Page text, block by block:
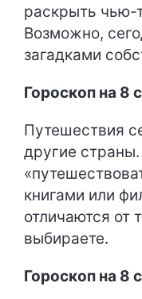
раскрыть чью-
Возможно,
загадками
Гороскоп на 8
Путешествия
другие
книгами или
отличаются от
выбираете.
Гороскоп на 8